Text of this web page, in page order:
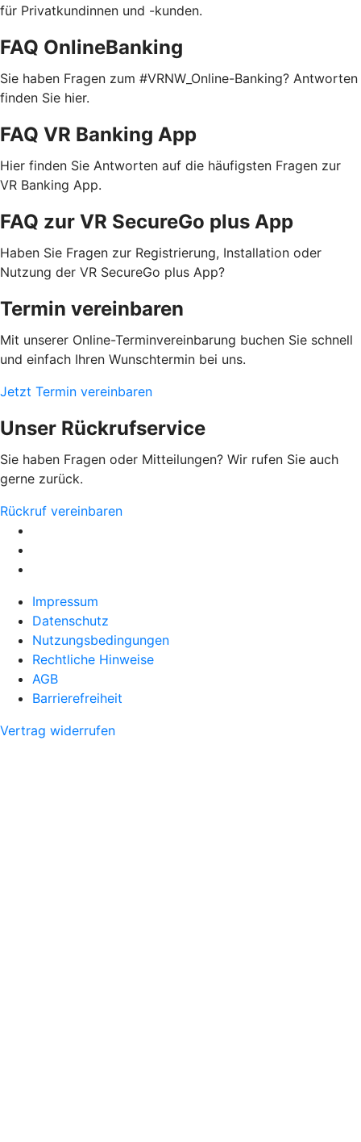
für Privatkundinnen und -kunden.
FAQ OnlineBanking
Sie haben Fragen zum #VRNW_Online-Banking? Antworten
finden Sie hier.
FAQ VR Banking App
Hier finden Sie Antworten auf die häufigsten Fragen zur
VR Banking App.
FAQ zur VR SecureGo plus App
Haben Sie Fragen zur Registrierung, Installation oder
Nutzung der VR SecureGo plus App?
Termin vereinbaren
Mit unserer Online-Terminvereinbarung buchen Sie schnell
und einfach Ihren Wunschtermin bei uns.
Jetzt Termin vereinbaren
Unser Rückrufservice
Sie haben Fragen oder Mitteilungen? Wir rufen Sie auch
gerne zurück.
Rückruf vereinbaren
Impressum
Datenschutz
Nutzungsbedingungen
Rechtliche Hinweise
AGB
Barrierefreiheit
Vertrag widerrufen